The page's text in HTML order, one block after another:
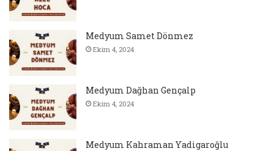
Medyum Samet Dönmez
Ekim 4, 2024
Medyum Dağhan Gençalp
Ekim 4, 2024
Medyum Kahraman Yadigaroğlu